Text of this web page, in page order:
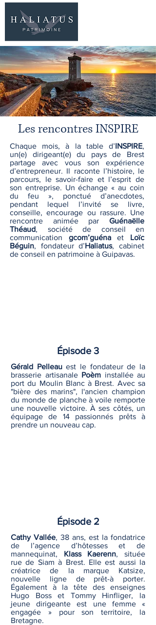
Les rencontres INSPIRE
Chaque mois, à la table d’INSPIRE,
un(e) dirigeant(e) du pays de Brest
partage avec vous son expérience
d’entrepreneur. Il raconte l’histoire, le
parcours, le savoir-faire et l’esprit de
son entreprise. Un échange « au coin
du feu », ponctué d’anecdotes,
pendant lequel l’invité se livre,
conseille, encourage ou rassure. Une
rencontre animée par Guénaëlle
Théaud, société de conseil en
communication gcom’guénaet Loïc
Béguin, fondateur d’Haliatus, cabinet
de conseil en patrimoine à Guipavas.
Épisode 3
Gérald Pelleauest le fondateur de la
brasserie artisanale Poèm installée au
port du Moulin Blanc à Brest. Avec sa
"bière des marins", l'ancien champion
du monde de planche à voile remporte
une nouvelle victoire. À ses côtés, un
équipage de 14 passionnés prêts à
prendre un nouveau cap.
Épisode 2
Cathy Vallée, 38 ans, est la fondatrice
de l’agence d’hôtesses et de
mannequinat, Klass Kaerenn, située
rue de Siam à Brest. Elle est aussi la
créatrice de la marque Katsize,
nouvelle ligne de prêt-à porter.
Également à la tête des enseignes
Hugo Boss et Tommy Hinfliger, la
jeune dirigeante est une femme «
engagée » pour son territoire, la
Bretagne.